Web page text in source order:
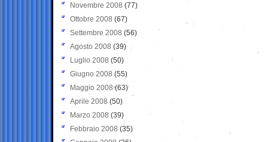
Novembre 2008 (77)
Ottobre 2008 (67)
Settembre 2008 (56)
Agosto 2008 (39)
Luglio 2008 (50)
Giugno 2008 (55)
Maggio 2008(63)
Aprile 2008 (50)
Marzo 2008 (39)
Febbraio 2008 (35)